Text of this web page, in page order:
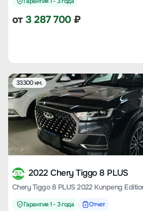
от3 287 700₽
33300 км.
2022 Chery Tiggo 8 PLUS
Гарантия 1 - 3 года Отчет